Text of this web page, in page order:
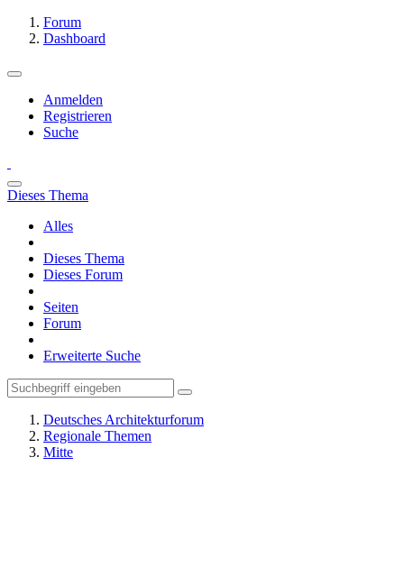
Forum
Dashboard
Anmelden
Registrieren
Suche
Dieses Thema
Alles
Dieses Thema
Dieses Forum
Seiten
Forum
Erweiterte Suche
Deutsches Architekturforum
Regionale Themen
Mitte